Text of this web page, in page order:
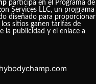
participa en el Programa de
Services LLC, un programa
diseñado para proporcionar
sitios ganen tarifas de
la publicidad y el enlace a